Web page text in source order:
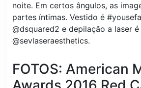
noite. Em certos ângulos, as
partes íntimas. Vestido é
@dsquared2 e depilação a laser é
@sevlaseraesthetics.
FOTOS: American